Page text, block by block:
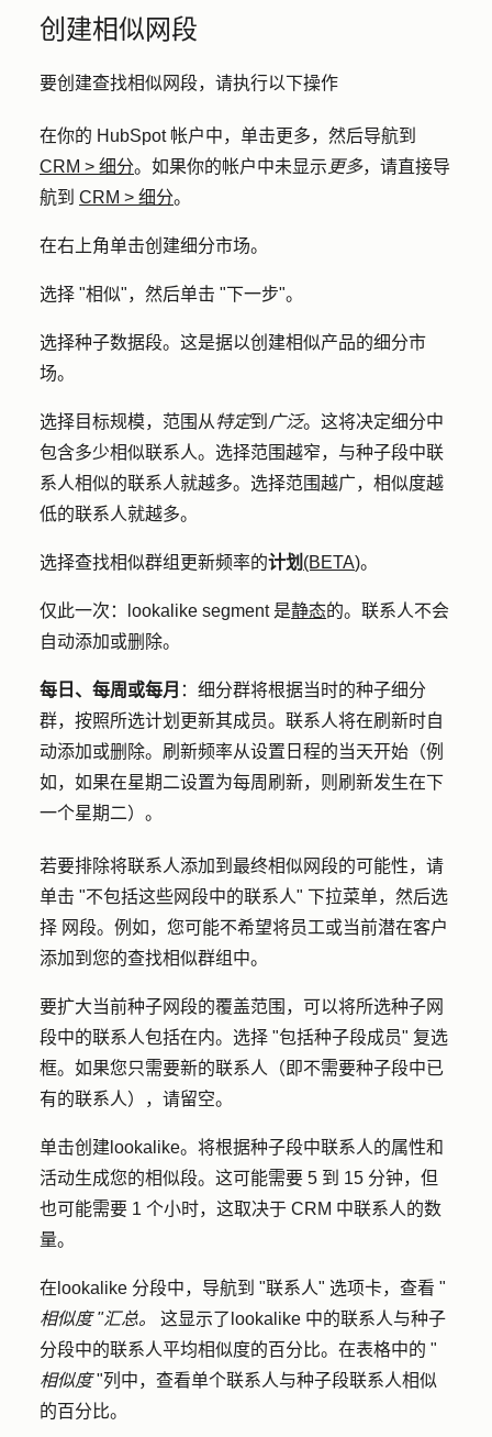
创建相似网段
要创建查找相似网段，请执行以下操作
在你的 HubSpot 帐户中，单击更多，然后导航到
CRM > 细分。如果你的帐户中未显示 更多，请直接导
航到 CRM > 细分。
在右上角单击创建细分市场。
选择 "相似"，然后单击 "下一步"。
选择种子数据段。这是据以创建相似产品的细分市
场。
选择目标规模，范围从特定到 广泛。这将决定细分中
包含多少相似联系人。选择范围越窄，与种子段中联
系人相似的联系人就越多。选择范围越广，相似度越
低的联系人就越多。
选择查找相似群组更新频率的计划 (BETA)。
仅此一次 ：lookalike segment 是静态的。联系人不会
自动添加或删除。
每日、每周或每月 ：细分群将根据当时的种子细分
群，按照所选计划更新其成员。联系人将在刷新时自
动添加或删除。刷新频率从设置日程的当天开始（例
如，如果在星期二设置为每周刷新，则刷新发生在下
一个星期二）。
若要排除将联系人添加到最终相似网段的可能性，请
单击 "不包括这些网段中的联系人" 下拉菜单，然后选
择 网段。例如，您可能不希望将员工或当前潜在客户
添加到您的查找相似群组中。
要扩大当前种子网段的覆盖范围，可以将所选种子网
段中的联系人包括在内。选择 "包括种子段成员" 复选
框。如果您只需要新的联系人（即不需要种子段中已
有的联系人），请留空。
单击创建lookalike。将根据种子段中联系人的属性和
活动生成您的相似段。这可能需要 5 到 15 分钟，但
也可能需要 1 个小时，这取决于 CRM 中联系人的数
量。
在lookalike 分段中，导航到 "联系人" 选项卡，查看 "
相似度 "汇总。
这显示了lookalike 中的联系人与种子
分段中的联系人平均相似度的百分比。在表格中的 "
相似度"列中，查看单个联系人与种子段联系人相似
的百分比。